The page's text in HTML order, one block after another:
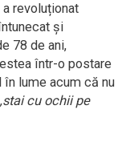
revoluționat
și
78 de ani,
într-o postare
în lume acum că nu
cu ochii pe